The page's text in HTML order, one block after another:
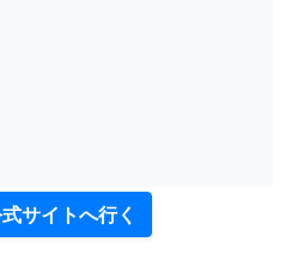
サイトへ行く